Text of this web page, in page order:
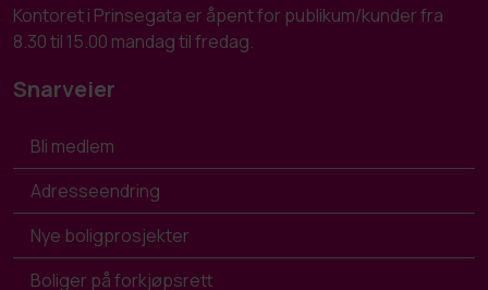
Kontoret i Prinsegata er åpent for publikum/kunder fra
8.30 til 15.00 mandag til fredag.
Snarveier
Bli medlem
Adresseendring
Nye boligprosjekter
Boliger på forkjøpsrett